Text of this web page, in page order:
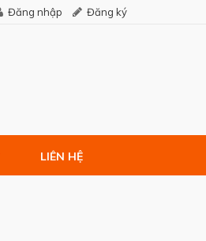
Đăng nhập Đăng ký
LIÊN HỆ